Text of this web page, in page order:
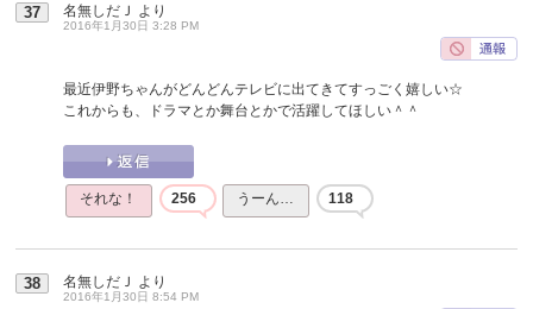
37 名無しだＪ より
2016年1月30日 3:28 PM
最近伊野ちゃんがどんどんテレビに出てきてすっごく嬉しい☆
これからも、ドラマとか舞台とかで活躍してほしい＾＾
それな！ 256 うーん… 118
38 名無しだＪ より
2016年1月30日 8:54 PM